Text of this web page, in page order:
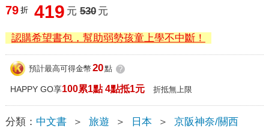
79 折 419 元 530 元
認購希望書包，幫助弱勢孩童上學不中斷！
預計最高可得金幣 20點 ?
HAPPY GO享100累1點 4點抵1元 折抵無上限
分類： 中文書 ＞ 旅遊 ＞ 日本 ＞ 京阪神奈/關西